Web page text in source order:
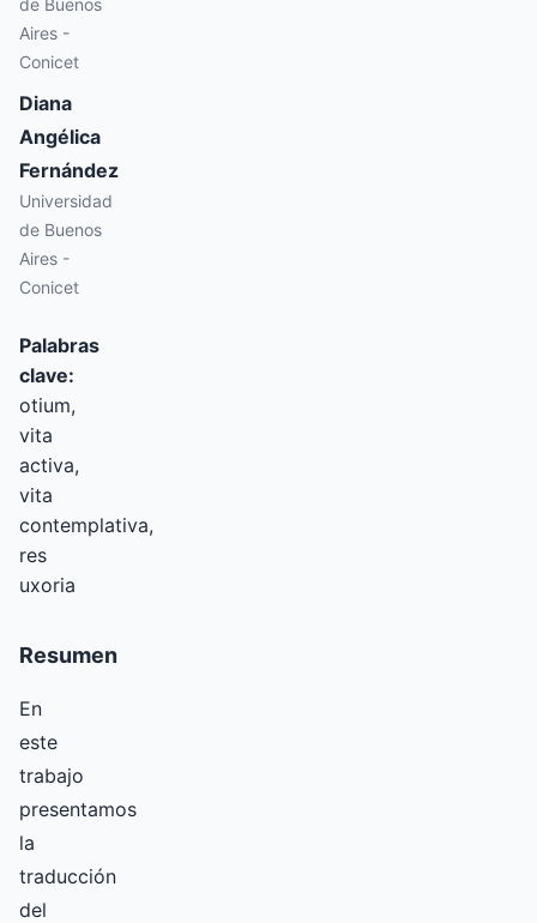
de Buenos
Aires -
Conicet
Diana
Angélica
Fernández
Universidad
de Buenos
Aires -
Conicet
Palabras
clave:
otium,
vita
activa,
vita
contemplativa,
res
uxoria
Resumen
En
este
trabajo
presentamos
la
traducción
del